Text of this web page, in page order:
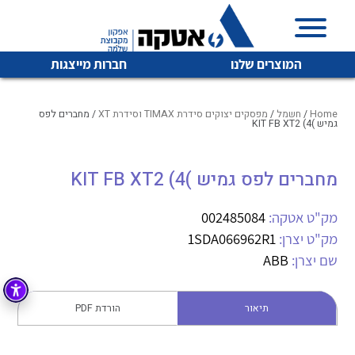
המוצרים שלנו חברות מייצגות
איכות | שרות | זמינות
והפצה של מוצרי
מיתוג, בקרה , ואינסטלציה חשמלית ופעילה ב7 תחומים:
חשמל מיתוג ואינסטלציה חשמלית
בקרה
זיווד
לכל מוצרי היצרן לכל מוצרי היצרן
לכל מוצרי היצרן לכל מוצרי היצרן
Home
/ חשמל / מפסקים יצוקים סידרת TIMAX וסידרת XT / מחברים לפס
גמיש )KIT FB XT2 (4
מחברים לפס גמיש )KIT FB XT2 (4
מק"ט אטקה: 002485084
מק"ט יצרן: 1SDA066962R1
שם יצרן: ABB
תיאור הורדת PDF